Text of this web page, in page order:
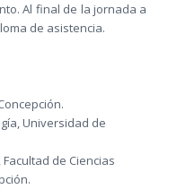
Al final de la jornada a
de asistencia.
Universidad de
de Ciencias